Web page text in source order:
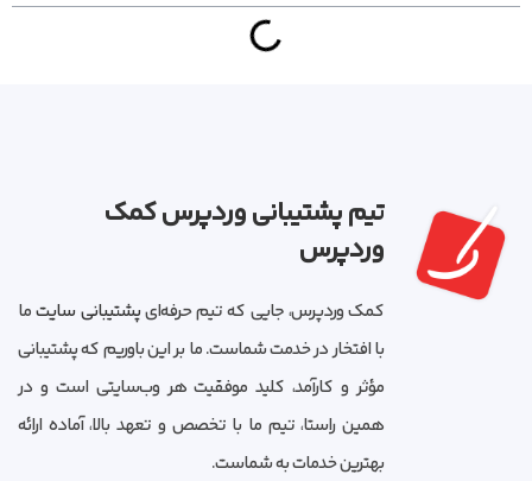
تیم پشتیبانی وردپرس کمک
وردپرس
کمک وردپرس، جایی که تیم حرفه‌ایپشتیبانی سایتما
با افتخار در خدمت شماست. ما بر این باوریم که پشتیبانی
مؤثر و کارآمد، کلید موفقیت هر وب‌سایتی است و در
همین راستا، تیم ما با تخصص و تعهد بالا، آماده ارائه
بهترین خدمات به شماست.